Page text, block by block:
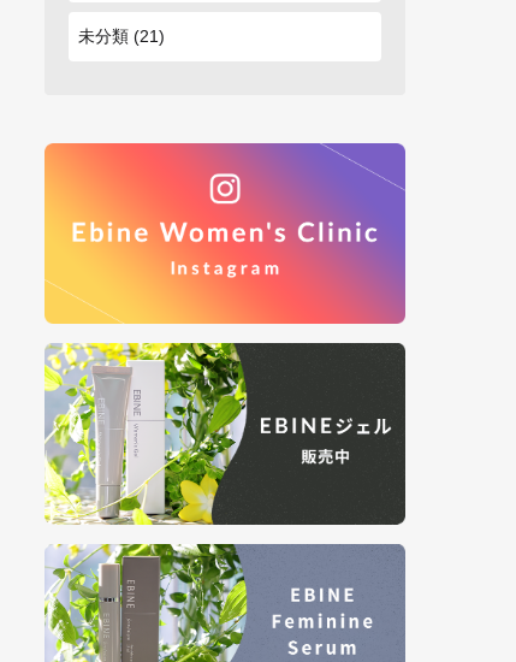
未分類 (21)